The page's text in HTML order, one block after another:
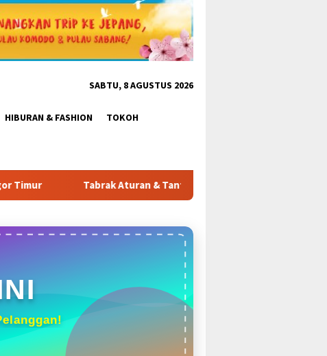
SABTU, 8 AGUSTUS 2026
HIBURAN & FASHION TOKOH
Satpol PP: Pembangunan Tower PT Gihon di Parung